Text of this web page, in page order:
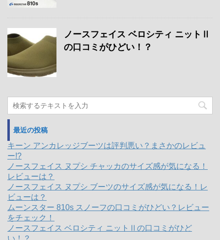
ノースフェイス ベロシティ ニットⅡ
の口コミがひどい！？
最近の投稿
キーン アンカレッジブーツは評判悪い？まさかのレビュ
ー!?
ノースフェイス ヌプシ チャッカのサイズ感が気になる！
レビューは？
ノースフェイス ヌプシ ブーツのサイズ感が気になる！レ
ビューは？
ムーンスター 810s スノーフの口コミがひどい？レビュー
をチェック！
ノースフェイス ベロシティ ニットⅡの口コミがひど
い！？